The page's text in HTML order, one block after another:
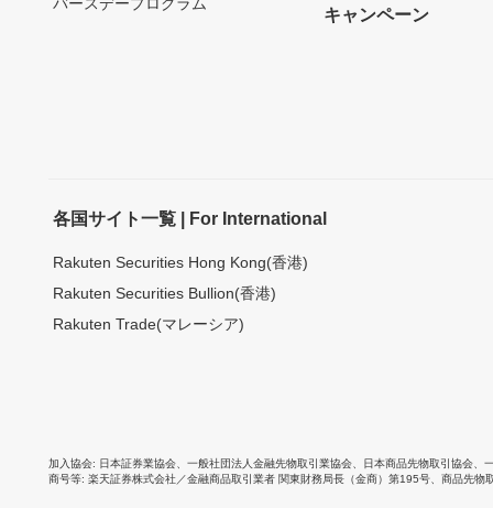
キャンペーン
各国サイト一覧 | For International
Rakuten Securities Hong Kong(香港)
Rakuten Securities Bullion(香港)
Rakuten Trade(マレーシア)
加入協会 日本証券業協会 一般社団法人金融先物取引業協会 日本商品先物取引協会
商号等 楽天証券株式会社／金融商品取引業者 関東財務局長（金商）第195号、商品先物